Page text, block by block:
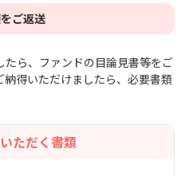
ご返送
ら、ファンドの目論見書等をご
得いただけましたら、必要書類
ただく書類